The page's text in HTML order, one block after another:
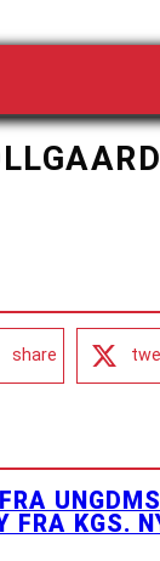
share
UNGDMS
FRA KGS.